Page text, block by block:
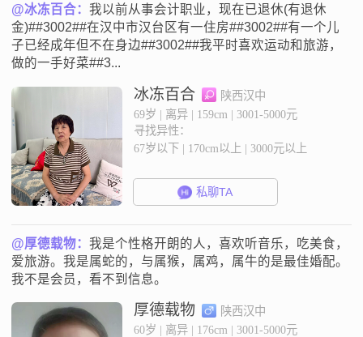
@冰冻百合：我以前从事会计职业，现在已退休(有退休
金)##3002##在汉中市汉台区有一住房##3002##有一个儿
子已经成年但不在身边##3002##我平时喜欢运动和旅游，
做的一手好菜##3...
冰冻百合
陕西汉中
69岁 | 离异 | 159cm | 3001-5000元
寻找异性：
67岁以下 | 170cm以上 | 3000元以上
私聊TA
@厚德载物：我是个性格开朗的人，喜欢听音乐，吃美食，
爱旅游。我是属蛇的，与属猴，属鸡，属牛的是最佳婚配。
我不是会员，看不到信息。
厚德载物
陕西汉中
60岁 | 离异 | 176cm | 3001-5000元